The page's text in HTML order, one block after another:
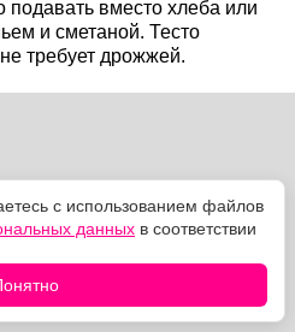
вместо хлеба или
и сметаной. Тесто
требует дрожжей.
с использованием файлов
данных в соответствии